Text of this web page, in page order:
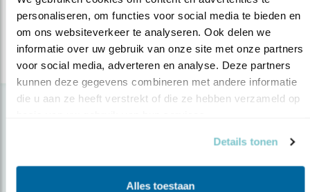
personaliseren, om functies voor social media te bieden en
om ons websiteverkeer te analyseren. Ook delen we
informatie over uw gebruik van onze site met onze partners
voor social media, adverteren en analyse. Deze partners
kunnen deze gegevens combineren met andere informatie
die u aan ze heeft verstrekt of die ze hebben verzameld op
Details tonen
Alles toestaan
andere soort voeren. Waarom dan?
lees meer